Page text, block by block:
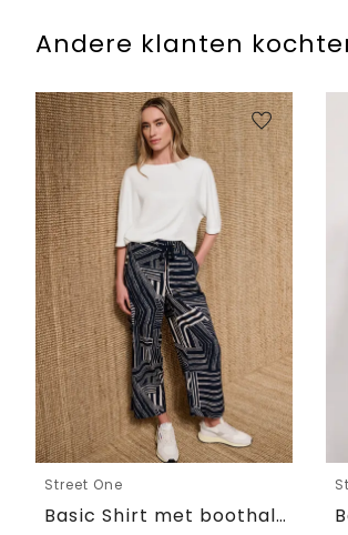
Andere klanten
Street One
Basic Shirt met boothals en elastische zoom